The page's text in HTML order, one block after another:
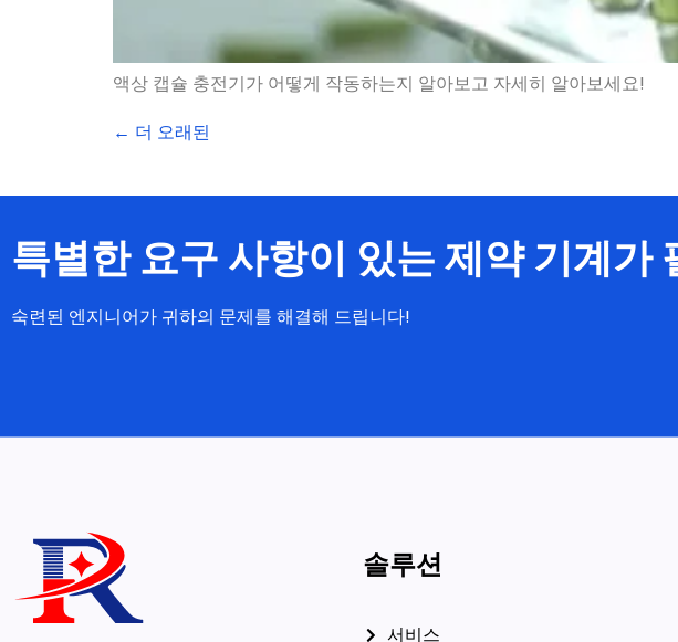
액상 캡슐 충전기가 어떻게 작동하는지 알아보고 자세히 알아보세요!
←더 오래된
숙련된 엔지니어가 귀하의 문제를 해결해 드립니다!
품질